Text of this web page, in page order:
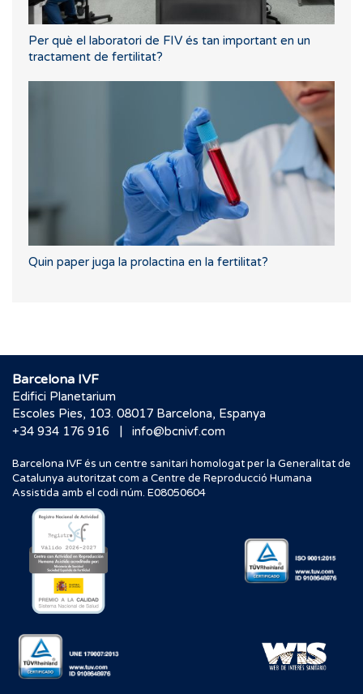
Per què el laboratori de FIV és tan important en un
tractament de fertilitat?
Quin paper juga la prolactina en la fertilitat?
Barcelona IVF
Edifici Planetarium
Escoles Pies, 103. 08017 Barcelona, Espanya
+34 934 176 916
| info@bcnivf.com
Barcelona IVF és un centre sanitari homologat per la Generalitat de
Catalunya autoritzat com a Centre de Reproducció Humana
Assistida amb el codi núm. E08050604